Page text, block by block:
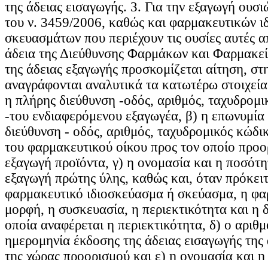
της άδειας εισαγωγής. 3. Για την εξαγωγή
του ν. 3459/2006, καθώς και φαρμακευτικών
σκευασμάτων που περιέχουν τις ουσίες αυτές
άδεια της Διεύθυνσης Φαρμάκων και
της άδειας εξαγωγής προσκομίζεται αίτηση,
αναγράφονται αναλυτικά τα κατωτέρω
η πλήρης διεύθυνση -οδός, αριθμός,
-του ενδιαφερόμενου εξαγωγέα, β) η
διεύθυνση - οδός, αριθμός, ταχυδρομικός
του φαρμακευτικού οίκου προς τον οποίο
εξαγωγή προϊόντα, γ) η ονομασία και η
εξαγωγή πρώτης ύλης, καθώς και, όταν
φαρμακευτικό ιδιοσκεύασμα ή σκεύασμα, η
μορφή, η συσκευασία, η περιεκτικότητα και η
οποία αναφέρεται η περιεκτικότητα, δ) ο
ημερομηνία έκδοσης της άδειας εισαγωγής
της χώρας προορισμού και ε) η ονομασία και η